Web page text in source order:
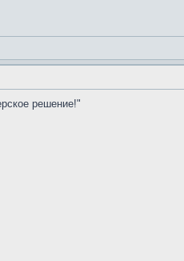
решение!"